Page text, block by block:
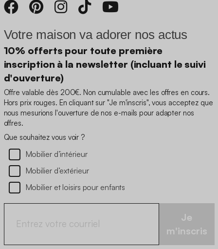
Votre maison va adorer nos actus
10% offerts pour toute première
inscription à la newsletter (incluant le suivi
d'ouverture)
Offre valable dès 200€. Non cumulable avec les offres en cours.
Hors prix rouges. En cliquant sur "Je m'inscris", vous acceptez que
nous mesurions l'ouverture de nos e-mails pour adapter nos
offres.
Que souhaitez vous voir ?
Mobilier d’intérieur
Mobilier d’extérieur
Mobilier et loisirs pour enfants
Je
m'inscris